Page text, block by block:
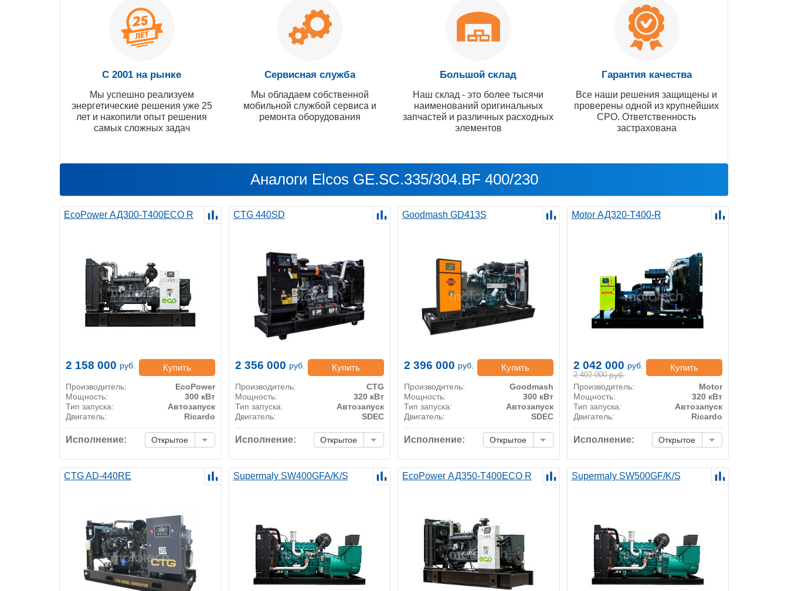
С 2001 на рынке
Мы успешно реализуем
энергетические решения уже 25
лет и накопили опыт решения
самых сложных задач
Сервисная служба
Мы обладаем собственной
мобильной службой сервиса и
ремонта оборудования
Большой склад
Наш склад - это более тысячи
наименований оригинальных
запчастей и различных расходных
элементов
Гарантия качества
Все наши решения защищены и
проверены одной из крупнейших
СРО. Ответственность
застрахована
Аналоги Elcos GE.SC.335/304.BF 400/230
EcoPower АД300-T400ECO R
2 158 000 руб. Купить
Производитель:
EcoPower
Мощность:
300 кВт
Тип запуска:
Автозапуск
Двигатель:
Ricardo
Исполнение: Открытое
CTG 440SD
2 356 000 руб. Купить
Производитель:
CTG
Мощность:
320 кВт
Тип запуска:
Автозапуск
Двигатель:
SDEC
Исполнение: Открытое
Goodmash GD413S
2 396 000 руб. Купить
Производитель:
Goodmash
Мощность:
300 кВт
Тип запуска:
Автозапуск
Двигатель:
SDEC
Исполнение: Открытое
Motor АД320-Т400-R
2 402 000 руб.
2 042 000 руб. Купить
Производитель:
Motor
Мощность:
320 кВт
Тип запуска:
Автозапуск
Двигатель:
Ricardo
Исполнение: Открытое
CTG AD-440RE Supermaly SW400GFA/K/S EcoPower АД350-T400ECO R Supermaly SW500GF/K/S